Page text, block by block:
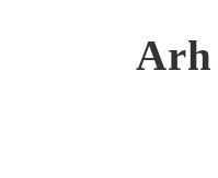
Arh